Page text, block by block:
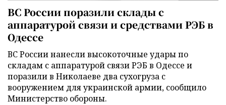
ВС России поразили склады с
аппаратурой связи и средствами РЭБ в
Одессе
ВС России нанесли высокоточные удары по
складам с аппаратурой связи РЭБ в Одессе и
поразили в Николаеве два сухогруза с
вооружением для украинской армии, сообщило
Министерство обороны.